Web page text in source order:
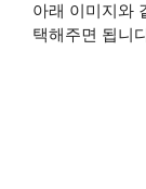
아래 이미지와
택해주면 됩니